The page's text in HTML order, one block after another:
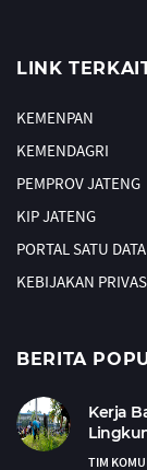
LINK
KEMENPAN
KEMENDAGRI
PEMPROV JATENG
KIP JATENG
PORTAL SATU DATA
KEBIJAKAN
BERITA
Kerja
TIM